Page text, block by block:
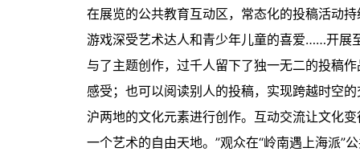
在展览的公共教育互动区，常态化的投稿活动
游戏深受艺术达人和青少年儿童的喜爱……开展
与了主题创作，过千人留下了独一无二的投稿
感受；也可以阅读别人的投稿，实现跨越时空
沪两地的文化元素进行创作。互动交流让文化
一个艺术的自由天地。”观众在“岭南遇上海派”